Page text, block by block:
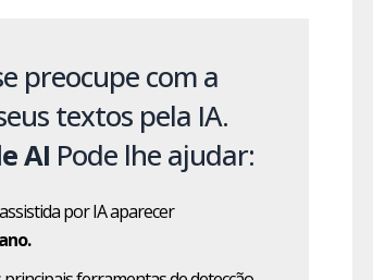
preocupe com a
textos pela IA.
AI Pode lhe ajudar:
por IA aparecer